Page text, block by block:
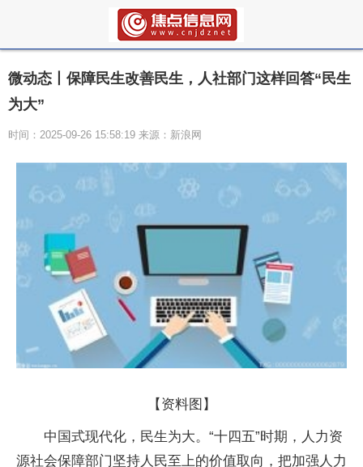
微动态丨保障民生改善民生，人社部门这样回答“民生
为大”
时间：2025-09-26 15:58:19 来源：新浪网
【资料图】
中国式现代化，民生为大。“十四五”时期，人力资
源社会保障部门坚持人民至上的价值取向，把加强人力